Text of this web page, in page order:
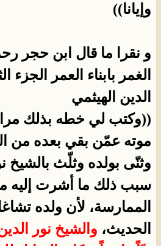
وإيانا))
و نقرا ما قال ابن حجر
الغمر بابناء العمر الجزء
الدين الهيثمي
((وكتب لي خطه بذلك
موته عمّن بقي بعده من
وثنّى بولده وثلّث بالشيخ
سبب ذلك ما أشرت إليه
الممارسة، لأن ولده
الحديث، والشيخ نور